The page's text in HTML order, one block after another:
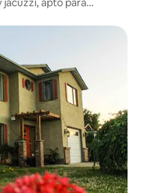
destacados